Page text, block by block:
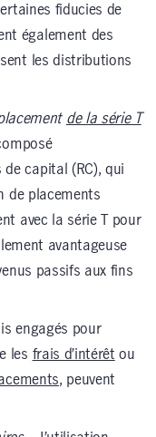
fiducies de
également des
les distributions
de la série T
capital (RC), qui
de placements
avec la série T pour
avantageuse
passifs aux fins
engagés pour
les frais d’intérêt ou
, peuvent